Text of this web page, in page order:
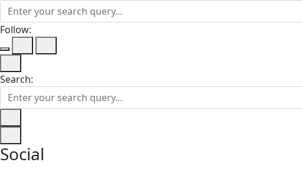
Follow:
Search:
Social